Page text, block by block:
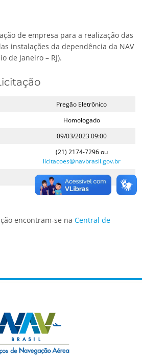
de empresa para a realização das
instalações da dependência da NAV
de Janeiro – RJ).
Pregão Eletrônico
Homologado
09/03/2023 09:00
(21) 2174-7296 ou
licitacoes@navbrasil.gov.br
–
encontram-se na Central de